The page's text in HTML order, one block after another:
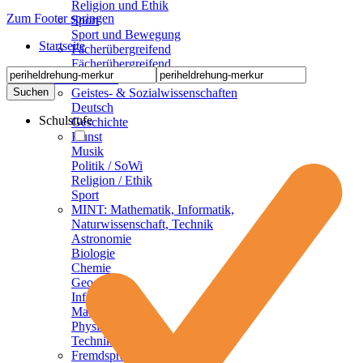
Religion und Ethik
Sport
Sport und Bewegung
Fächerübergreifend
Fächerübergreifend
Sekundarstufen
Geistes- & Sozialwissenschaften
Deutsch
Geschichte
Kunst
Musik
Politik / SoWi
Religion / Ethik
Sport
MINT: Mathematik, Informatik,
Naturwissenschaft, Technik
Astronomie
Biologie
Chemie
Geographie
Informatik
Mathematik
Physik
Technik
Fremdsprachen
Zum Footer springen
Startseite
Schulstufe